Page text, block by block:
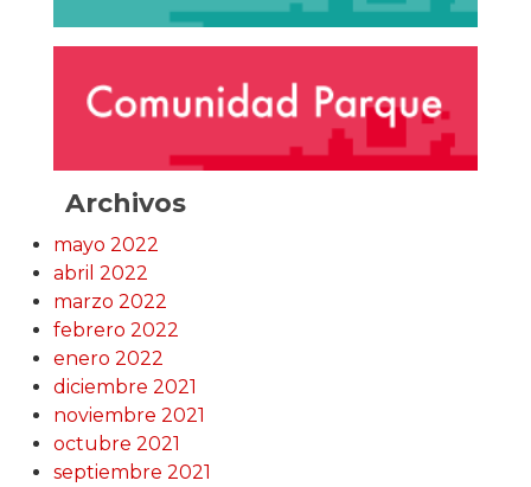
Archivos
mayo 2022
abril 2022
marzo 2022
febrero 2022
enero 2022
diciembre 2021
noviembre 2021
octubre 2021
septiembre 2021